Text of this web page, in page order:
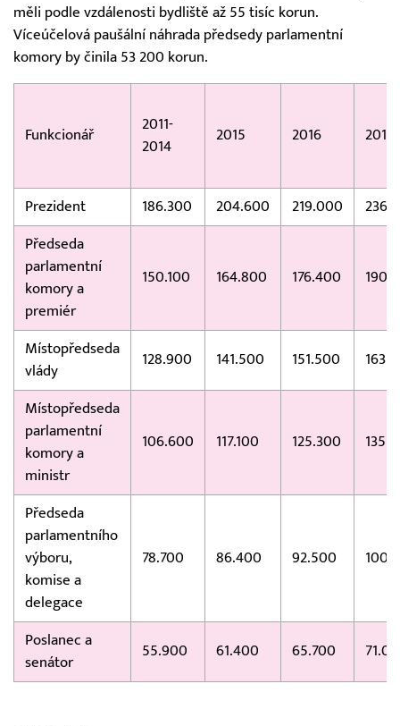
měli podle vzdálenosti bydliště až 55 tisíc korun.
Víceúčelová paušální náhrada předsedy parlamentní
komory by činila 53 200 korun.
Funkcionář
2011-
2014
2015 2016 2017
Prezident 186.300 204.600 219.000
Předseda
parlamentní
komory a
premiér
150.100 164.800 176.400
Místopředseda
vlády
128.900 141.500 151.500
Místopředseda
parlamentní
komory a
ministr
106.600 117.100 125.300
Předseda
parlamentního
výboru,
komise a
delegace
78.700 86.400 92.500
Poslanec a
senátor
55.900 61.400 65.700